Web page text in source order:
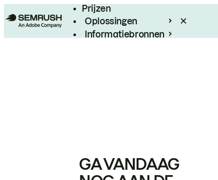
Prijzen
Oplossingen
Informatiebronnen
GA VANDAAG